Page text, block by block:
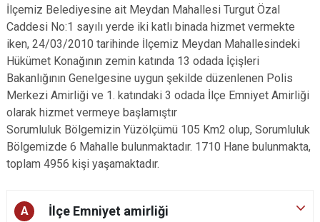
İlçemiz Belediyesine ait Meydan Mahallesi Turgut Özal
Caddesi No:1 sayılı yerde iki katlı binada hizmet vermekte
iken, 24/03/2010 tarihinde İlçemiz Meydan Mahallesindeki
Hükümet Konağının zemin katında 13 odada İçişleri
Bakanlığının Genelgesine uygun şekilde düzenlenen Polis
Merkezi Amirliği ve 1. katındaki 3 odada İlçe Emniyet Amirliği
olarak hizmet vermeye başlamıştır
Sorumluluk Bölgemizin Yüzölçümü 105 Km2 olup, Sorumluluk
Bölgemizde 6 Mahalle bulunmaktadır. 1710 Hane bulunmakta,
toplam 4956 kişi yaşamaktadır.
A İlçe Emniyet amirliği